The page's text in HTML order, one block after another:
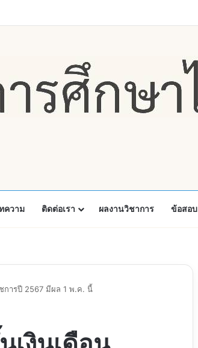
ความ ติดต่อเรา ผลงานวิชาการ ข้อสอบ
การปี 2567 มีผล 1 พ.ค. นี้